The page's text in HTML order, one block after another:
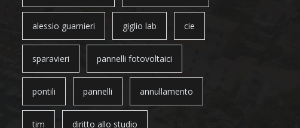
alessio guarnieri giglio lab cie
sparavieri pannelli fotovoltaici
pontili pannelli annullamento
tim diritto allo studio